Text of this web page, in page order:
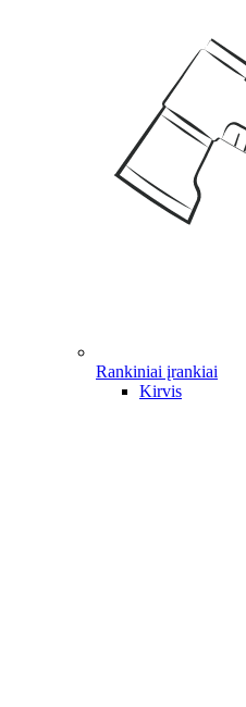
Rankiniai įrankiai
Kirvis